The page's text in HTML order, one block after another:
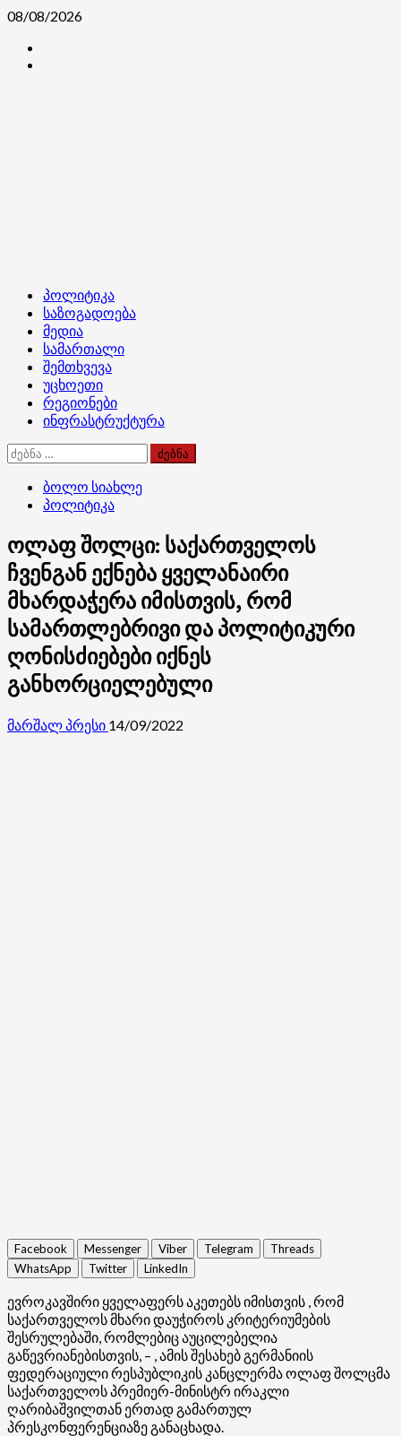
Skip
content
08/08/2026
Primary
Menu
პოლიტიკა
საზოგადოება
მედია
სამართალი
შემთხვევა
უცხოეთი
რეგიონები
ინფრასტრუქტურა
ძებნა:
ბოლო სიახლე
პოლიტიკა
ოლაფ შოლცი: საქართველოს
ჩვენგან ექნება ყველანაირი
მხარდაჭერა იმისთვის, რომ
სამართლებრივი და პოლიტიკური
ღონისძიებები იქნეს
განხორციელებული
მარშალ პრესი 14/09/2022
Facebook Messenger Viber Telegram
Threads
WhatsApp
Twitter LinkedIn
ევროკავშირი ყველაფერს აკეთებს იმისთვის , რომ
საქართველოს მხარი დაუჭიროს კრიტერიუმების
შესრულებაში, რომლებიც აუცილებელია
გაწევრიანებისთვის, – , ამის შესახებ გერმანიის
ფედერაციული რესპუბლიკის კანცლერმა ოლაფ შოლცმა
საქართველოს პრემიერ-მინისტრ ირაკლი
ღარიბაშვილთან ერთად გამართულ
პრესკონფერენციაზე განაცხადა.